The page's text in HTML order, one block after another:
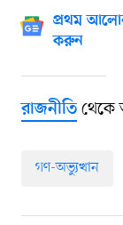
প্রথম
করুন
রাজনীতি
গণ-অভ্যুত্থান